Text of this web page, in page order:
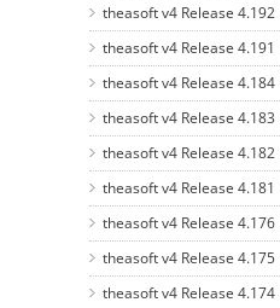
theasoft v4 Release 4.192
theasoft v4 Release 4.191
theasoft v4 Release 4.184
theasoft v4 Release 4.183
theasoft v4 Release 4.182
theasoft v4 Release 4.181
theasoft v4 Release 4.176
theasoft v4 Release 4.175
theasoft v4 Release 4.174